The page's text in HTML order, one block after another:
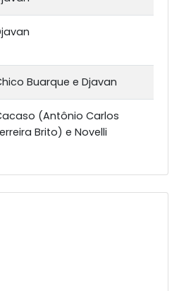
Buarque e Djavan
(Antônio Carlos
Brito) e Novelli